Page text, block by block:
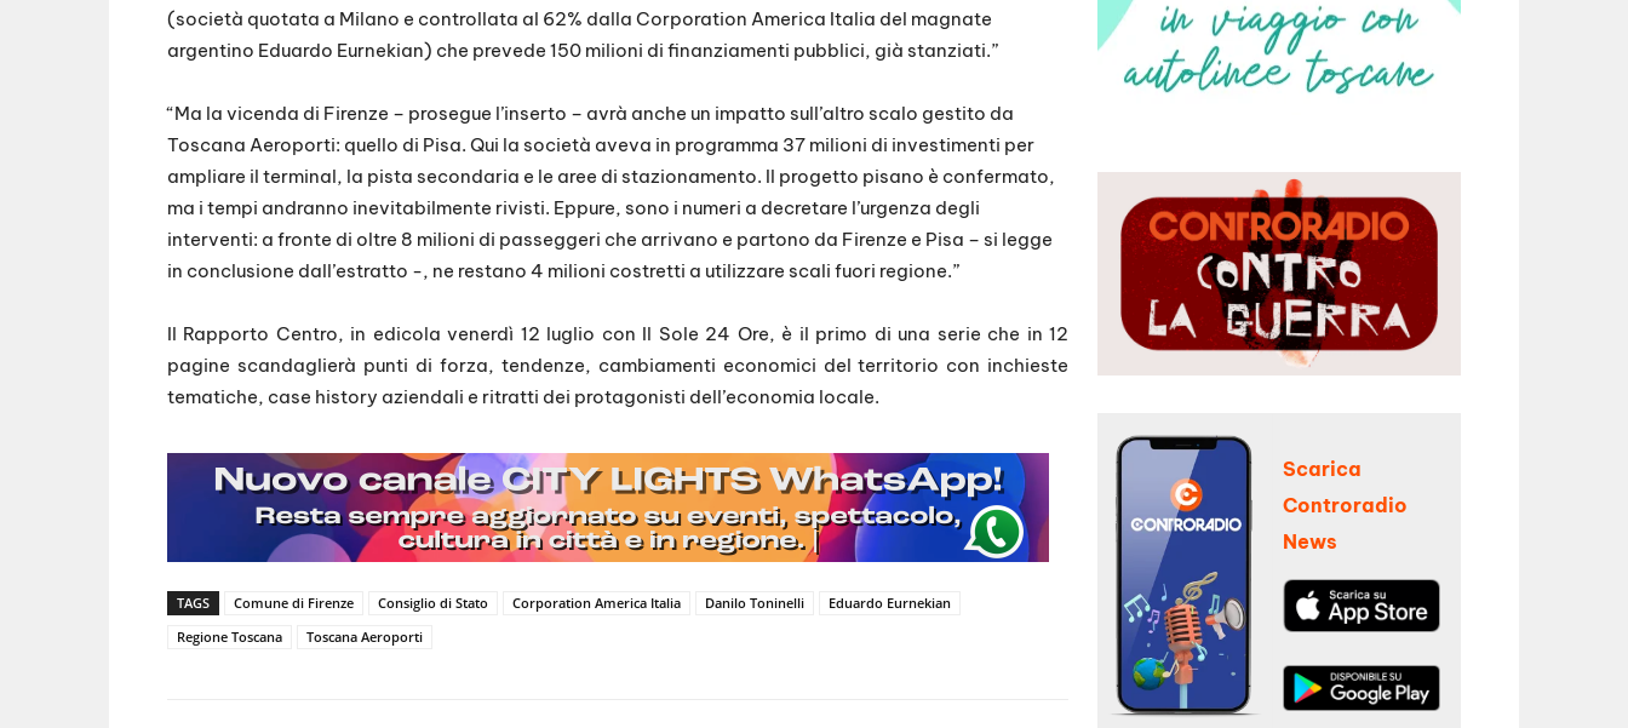
(società quotata a Milano e controllata al 62% dalla Corporation America Italia del magnate
argentino Eduardo Eurnekian) che prevede 150 milioni di finanziamenti pubblici, già stanziati.”
“Ma la vicenda di Firenze – prosegue l’inserto – avrà anche un impatto sull’altro scalo gestito da
Toscana Aeroporti: quello di Pisa. Qui la società aveva in programma 37 milioni di investimenti per
ampliare il terminal, la pista secondaria e le aree di stazionamento. Il progetto pisano è confermato,
ma i tempi andranno inevitabilmente rivisti. Eppure, sono i numeri a decretare l’urgenza degli
interventi: a fronte di oltre 8 milioni di passeggeri che arrivano e partono da Firenze e Pisa – si legge
in conclusione dall’estratto -, ne restano 4 milioni costretti a utilizzare scali fuori regione.”
Il Rapporto Centro, in edicola venerdì 12 luglio con Il Sole 24 Ore, è il primo di una serie che in 12
pagine scandaglierà punti di forza, tendenze, cambiamenti economici del territorio con inchieste
tematiche, case history aziendali e ritratti dei protagonisti dell’economia locale.
TAGS Comune di Firenze Consiglio di Stato Corporation America Italia Danilo Toninelli
Eduardo Eurnekian
Regione Toscana
Toscana Aeroporti
Scarica
Controradio
News